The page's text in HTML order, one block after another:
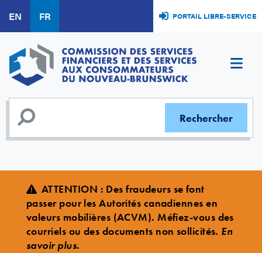
au
contenu
principal
EN FR PORTAIL LIBRE-SERVICE
ATTENTION : Des fraudeurs se font
passer pour les Autorités canadiennes en
valeurs mobilières (ACVM). Méfiez-vous des
courriels ou des documents non sollicités. En
savoir plus.